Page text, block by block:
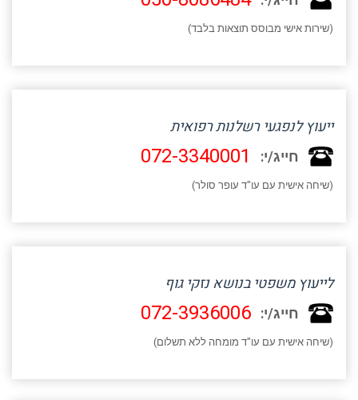
(שירות אישי מבוסס תוצאות בלבד)
ייעוץ לנפגעי רשלנות רפואית
חייג/י: 072-3340001
(שיחה אישית עם עו"ד עופר סולר)
לייעוץ משפטי בנושא נזקי גוף
חייג/י: 072-3936006
(שיחה אישית עם עו"ד מומחה ללא תשלום)